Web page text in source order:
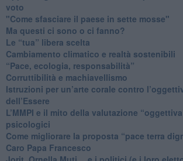
voto
"Come sfasciare il paese in sette mosse"
​Ma questi ci sono o ci fanno?
​Le “tua” libera scelta
Cambiamento climatico e realtà sostenibili
“Pace, ecologia, responsabilità”
​Corruttibilità e machiavellismo
Istruzioni per un’arte corale contro
dell’Essere
​L’MMPI e il mito della valutazione
psicologici
Come migliorare la proposta “pace terra
Caro Papa Francesco